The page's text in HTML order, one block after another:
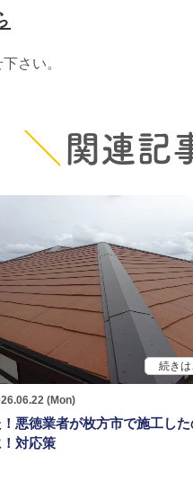
さい。
関連記
続きは
(Mon)
悪徳業者が枚方市で施工し
対応策